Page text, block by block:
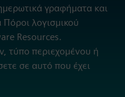
γραφήματα και
λογισμικού
Resources.
τύπο περιεχομένου ή
σε αυτό που έχει